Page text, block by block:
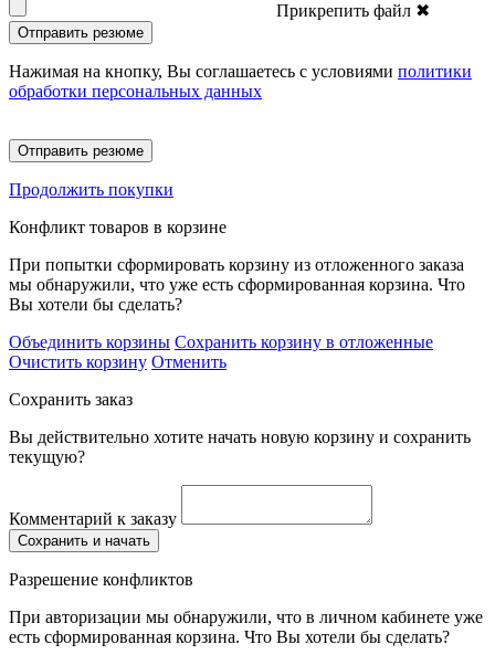
Прикрепить файл ✖
Отправить резюме
Нажимая на кнопку, Вы соглашаетесь с условиями политики
обработки персональных данных
Отправить резюме
Продолжить покупки
Конфликт товаров в корзине
При попытки сформировать корзину из отложенного заказа
мы обнаружили, что уже есть сформированная корзина. Что
Вы хотели бы сделать?
Объединить корзины Сохранить корзину в отложенные
Очистить корзину Отменить
Сохранить заказ
Вы действительно хотите начать новую корзину и сохранить
текущую?
Комментарий к заказу
Сохранить и начать
Разрешение конфликтов
При авторизации мы обнаружили, что в личном кабинете уже
есть сформированная корзина. Что Вы хотели бы сделать?